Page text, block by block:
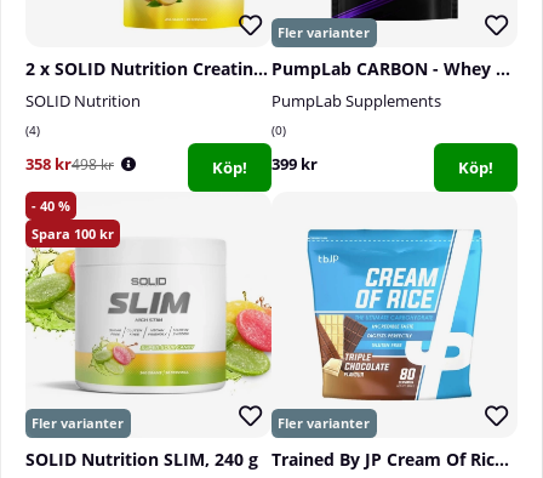
2 x SOLID Nutrition Creatine Monohydrate, 400 g
SOLID Nutrition
4
358 kr498 kr Köp!
PumpLab CARBON - Whey Protein, 900 g
PumpLab Supplements
0
399 kr Köp!
40
100
SOLID Nutrition SLIM, 240 g Trained By JP Cream Of Rice, 2 kg